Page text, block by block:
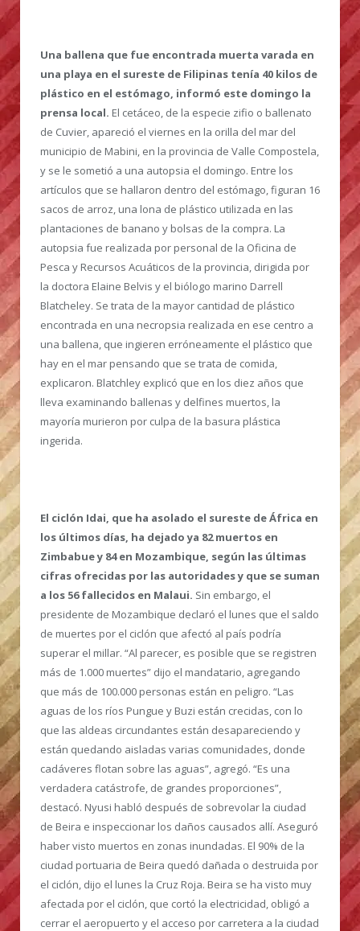
Una ballena que fue encontrada muerta varada en
una playa en el sureste de Filipinas tenía 40 kilos de
plástico en el estómago, informó este domingo la
prensa local. El cetáceo, de la especie zifio o ballenato
de Cuvier, apareció el viernes en la orilla del mar del
municipio de Mabini, en la provincia de Valle Compostela,
y se le sometió a una autopsia el domingo. Entre los
artículos que se hallaron dentro del estómago, figuran 16
sacos de arroz, una lona de plástico utilizada en las
plantaciones de banano y bolsas de la compra. La
autopsia fue realizada por personal de la Oficina de
Pesca y Recursos Acuáticos de la provincia, dirigida por
la doctora Elaine Belvis y el biólogo marino Darrell
Blatcheley. Se trata de la mayor cantidad de plástico
encontrada en una necropsia realizada en ese centro a
una ballena, que ingieren erróneamente el plástico que
hay en el mar pensando que se trata de comida,
explicaron. Blatchley explicó que en los diez años que
lleva examinando ballenas y delfines muertos, la
mayoría murieron por culpa de la basura plástica
ingerida.
El ciclón Idai, que ha asolado el sureste de África en
los últimos días, ha dejado ya 82 muertos en
Zimbabue y 84 en Mozambique, según las últimas
cifras ofrecidas por las autoridades y que se suman
a los 56 fallecidos en Malaui. Sin embargo, el
presidente de Mozambique declaró el lunes que el saldo
de muertes por el ciclón que afectó al país podría
superar el millar. “Al parecer, es posible que se registren
más de 1.000 muertes” dijo el mandatario, agregando
que más de 100.000 personas están en peligro. “Las
aguas de los ríos Pungue y Buzi están crecidas, con lo
que las aldeas circundantes están desapareciendo y
están quedando aisladas varias comunidades, donde
cadáveres flotan sobre las aguas”, agregó. “Es una
verdadera catástrofe, de grandes proporciones”,
destacó. Nyusi habló después de sobrevolar la ciudad
de Beira e inspeccionar los daños causados allí. Aseguró
haber visto muertos en zonas inundadas. El 90% de la
ciudad portuaria de Beira quedó dañada o destruida por
el ciclón, dijo el lunes la Cruz Roja. Beira se ha visto muy
afectada por el ciclón, que cortó la electricidad, obligó a
cerrar el aeropuerto y el acceso por carretera a la ciudad